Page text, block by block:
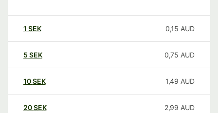
1 SEK 0,15 AUD
5 SEK 0,75 AUD
10SEK 1,49 AUD
20SEK 2,99 AUD